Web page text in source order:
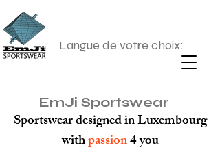
Langue de votre choix:
EmJi Sportswear
Sportswear designed in Luxembourg
withpassion4 you